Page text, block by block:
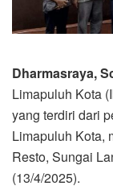
Dharmasraya,
Limapuluh Kota
yang terdiri dari
Limapuluh Kota,
Resto, Sungai
(13/4/2025).